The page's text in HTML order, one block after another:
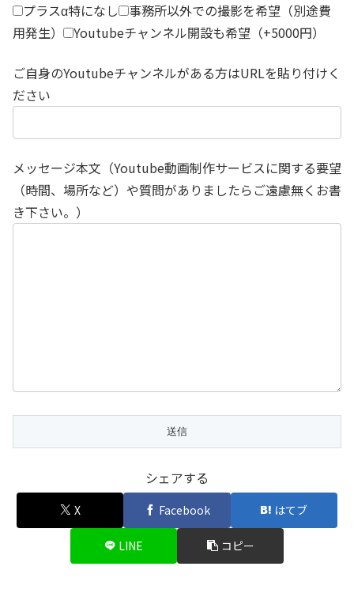
プラスα特になし
事務所以外での撮影を希望（別途費
用発生）
Youtubeチャンネル開設も希望（+5000円）
ご自身のYoutubeチャンネルがある方はURLを貼り付けく
ださい
メッセージ本文（Youtube動画制作サービスに関する要望
（時間、場所など）や質問がありましたらご遠慮無くお書
き下さい。）
シェアする
X Facebook はてブ
LINE コピー